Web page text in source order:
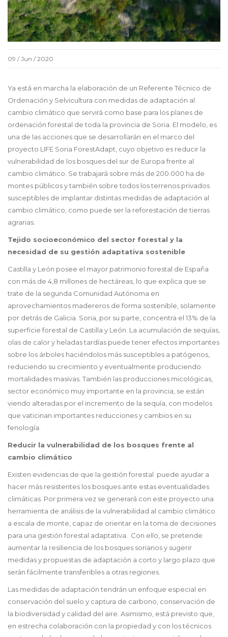
09 / Jun / 2020
Ya está en marcha la elaboración de un Referente Técnico de
Ordenación y Selvicultura con medidas de adaptación al
cambio climático que servirá como base para los planes de
ordenación forestal de toda la provincia de Soria. El modelo, es
una de las acciones que se desarrollarán en el marco del
proyecto LIFE Soria ForestAdapt, cuyo objetivo es reducir la
vulnerabilidad de los bosques del sur de Europa frente al
cambio climático. Se trabajará sobre más de 200.000 ha de
montes públicos y también sobre todos los terrenos privados
susceptibles de implantar distintas medidas de adaptación al
cambio climático, como puede ser la reforestación de tierras
agrarias.
Tejido socioeconómico del sector forestal y la
necesidad de su gestión adaptativa sostenible
Castilla y León posee el mayor patrimonio forestal de España
con más de 4,8 millones de hectáreas, lo que explica que se
trate de la segunda Comunidad Autónoma en
aprovechamientos madereros de forma sostenible, solamente
por detrás de Galicia. Soria, por su parte, concentra el 13% de la
superficie forestal de Castilla y León. La acumulación de sequías,
olas de calor y heladas tardías puede tener efectos importantes
sobre los árboles haciéndolos más susceptibles a patógenos,
reduciendo su crecimiento y eventualmente produciendo
mortalidades masivas. También las producciones micológicas,
sector económico muy importante en la provincia, se están
viendo alteradas por el incremento de la sequía, con modelos
que vaticinan importantes reducciones y cambios en su
fenología.
Reducir la vulnerabilidad de los bosques frente al
cambio climático
Existen evidencias de que la gestión forestal puede ayudar a
hacer más resistentes los bosques ante estas eventualidades
climáticas. Por primera vez se generará con este proyecto una
herramienta de análisis de la vulnerabilidad al cambio climático
a escala de monte, capaz de orientar en la toma de decisiones
para una gestión forestal adaptativa. Con ello, se pretende
aumentar la resiliencia de los bosques sorianos y sugerir
medidas y propuestas de adaptación a corto y largo plazo que
serán fácilmente transferibles a otras regiones.
Las medidas de adaptación tendrán un enfoque especial en
conservación del suelo y captura de carbono, conservación de
la biodiversidad y calidad del aire. Asimismo, está previsto que,
en estrecha colaboración con la propiedad y con los técnicos